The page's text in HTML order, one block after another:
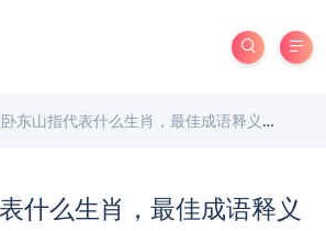
东山指代表什么生肖，最佳成语释义作答
什么生肖，最佳成语释义